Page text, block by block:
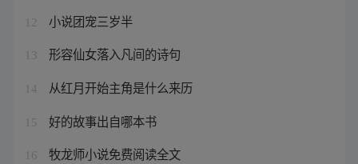
12 小说团宠三岁半
13 形容仙女落入凡间的诗句
14 从红月开始主角是什么来历
15 好的故事出自哪本书
16 牧龙师小说免费阅读全文